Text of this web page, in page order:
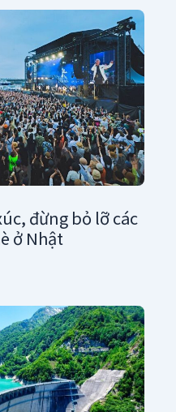
đừng bỏ lỡ các
ở Nhật